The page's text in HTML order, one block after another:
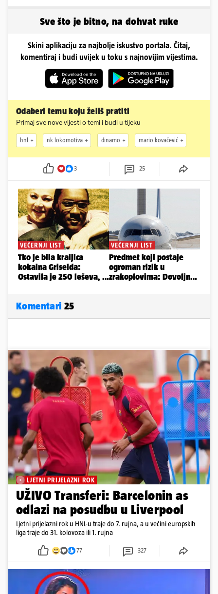
Sve što je bitno, na dohvat ruke
Skini aplikaciju za najbolje iskustvo portala. Čitaj,
komentiraj i budi uvijek u toku s najnovijim vijestima.
Odaberi temu koju želiš pratiti
Primaj sve nove vijesti o temi i budi u tijeku
hnl nk lokomotiva dinamo mario kovačević
3 25
Komentari 25
LJETNI PRIJELAZNI ROK
UŽIVO Transferi: Barcelonin as
odlazi na posudbu u Liverpool
Ljetni prijelazni rok u HNL-u traje do 7. rujna, a u većini europskih
liga traje do 31. kolovoza ili 1. rujna
77 327